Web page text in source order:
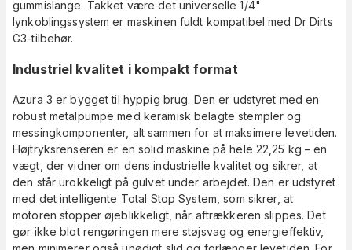
gummislange. Takket være det universelle 1/4"
lynkoblingssystem er maskinen fuldt kompatibel med Dr Dirts
G3-tilbehør.
Industriel kvalitet i kompakt format
Azura 3 er bygget til hyppig brug. Den er udstyret med en
robust metalpumpe med keramisk belagte stempler og
messingkomponenter, alt sammen for at maksimere levetiden.
Højtryksrenseren er en solid maskine på hele 22,25 kg – en
vægt, der vidner om dens industrielle kvalitet og sikrer, at
den står urokkeligt på gulvet under arbejdet. Den er udstyret
med det intelligente Total Stop System, som sikrer, at
motoren stopper øjeblikkeligt, når aftrækkeren slippes. Det
gør ikke blot rengøringen mere støjsvag og energieffektiv,